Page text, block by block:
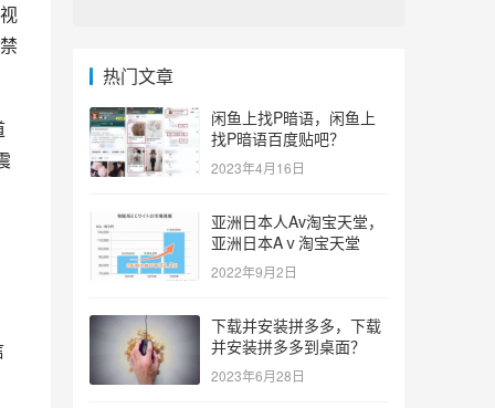
热门文章
闲鱼上找P暗语，闲鱼上
找P暗语百度贴吧？
2023年4月16日
亚洲日本人Av淘宝天堂，
亚洲日本Aⅴ淘宝天堂
2022年9月2日
下载并安装拼多多，下载
并安装拼多多到桌面？
2023年6月28日